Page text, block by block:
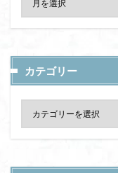
カテゴリー